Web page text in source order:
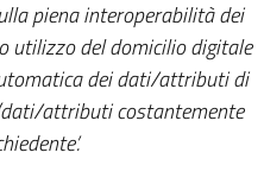
piena interoperabilità dei
utilizzo del domicilio digitale
dei dati/attributi di
attributi costantemente